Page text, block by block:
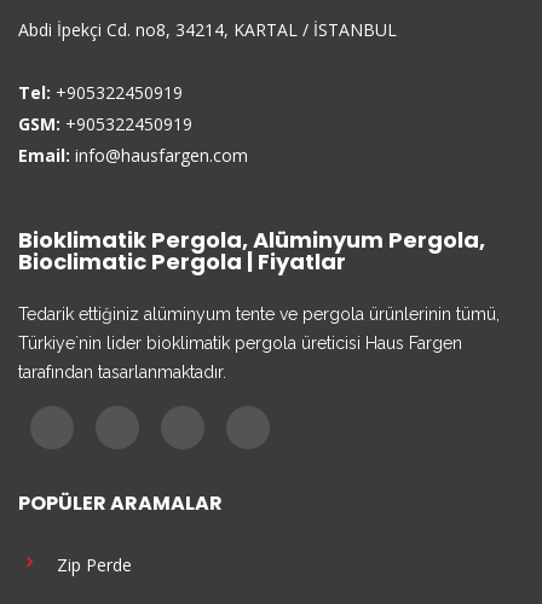
Abdi İpekçi Cd. no8, 34214, KARTAL / İSTANBUL
Tel: +905322450919
GSM: +905322450919
Email: info@hausfargen.com
Bioklimatik Pergola, Alüminyum Pergola,
Bioclimatic Pergola | Fiyatlar
Tedarik ettiğiniz alüminyum tente ve pergola ürünlerinin tümü,
Türkiye`nin lider bioklimatik pergola üreticisi Haus Fargen
tarafından tasarlanmaktadır.
POPÜLER ARAMALAR
Zip Perde